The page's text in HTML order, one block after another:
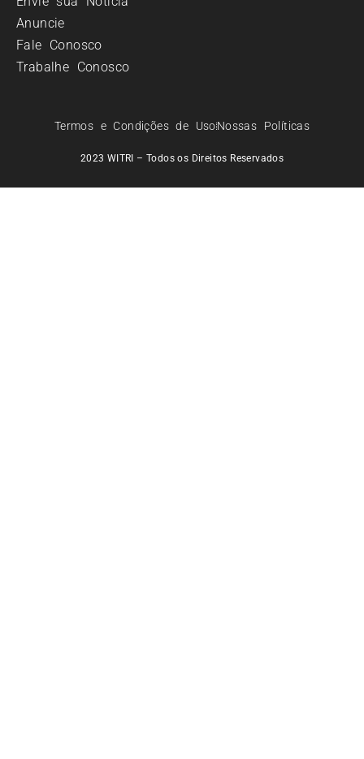
Anuncie
Fale Conosco
Trabalhe Conosco
Termos e Condições de UsoNossas Políticas
2023 WITRI – Todos os Direitos Reservados